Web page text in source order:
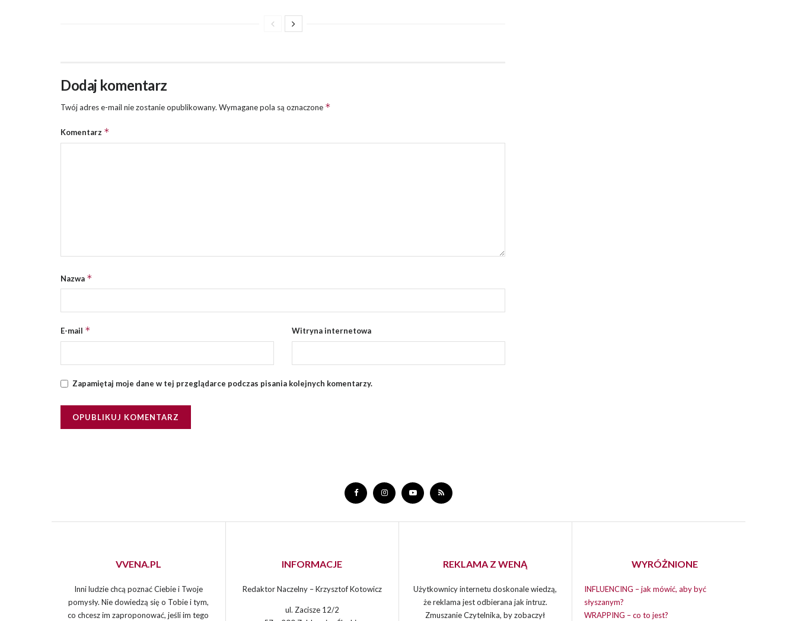
Dodaj komentarz
Twój adres e-mail nie zostanie opublikowany. Wymagane pola są oznaczone *
Komentarz *
Nazwa *
E-mail * Witryna internetowa
Zapamiętaj moje dane w tej przeglądarce podczas pisania kolejnych komentarzy.
VVENA.PL
Inni ludzie chcą poznać Ciebie i Twoje
pomysły. Nie dowiedzą się o Tobie i tym,
co chcesz im zaproponować, jeśli im tego
INFORMACJE
Redaktor Naczelny – Krzysztof Kotowicz
ul. Zacisze 12/2
REKLAMA Z WENĄ
Użytkownicy internetu doskonale wiedzą,
że reklama jest odbierana jak intruz.
Zmuszanie Czytelnika, by zobaczył
WYRÓŻNIONE
INFLUENCING – jak mówić, aby być
słyszanym?
WRAPPING – co to jest?